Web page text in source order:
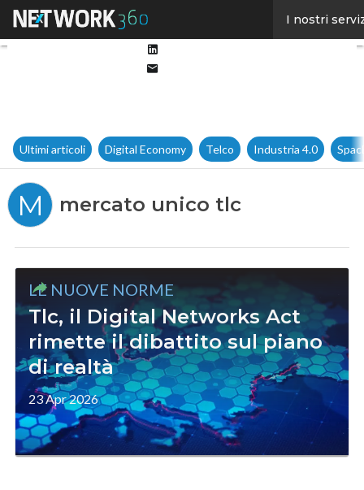
I nostri
Ultimi articoli Digital Economy Telco Industria 4.0
M mercato unico tlc
LE NUOVE NORME
Tlc, il Digital Networks Act
rimette il dibattito sul piano
di realtà
23 Apr 2026